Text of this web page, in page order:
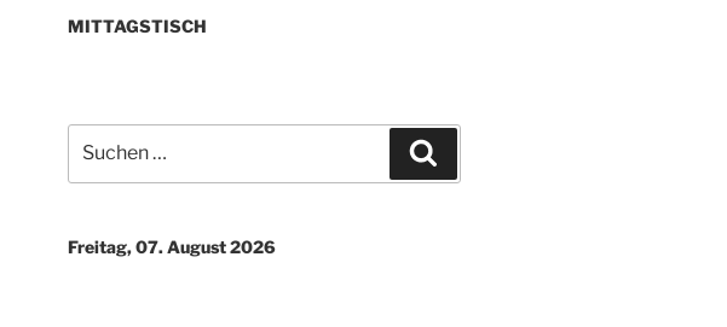
MITTAGSTISCH
nach:
Freitag, 07. August 2026